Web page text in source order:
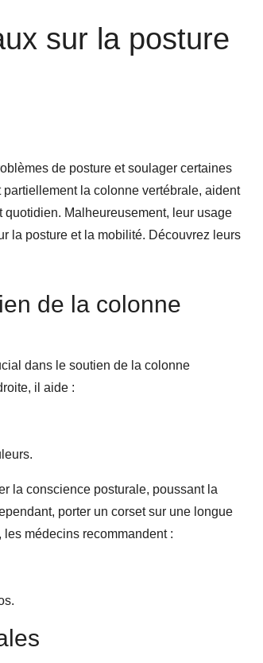
sur la posture
de posture et soulager certaines
la colonne vertébrale, aident
quotidien. Malheureusement, leur usage
la posture et la mobilité. Découvrez leurs
de la colonne
dans le soutien de la colonne
il aide :
la conscience posturale, poussant la
porter un corset sur une longue
médecins recommandent :